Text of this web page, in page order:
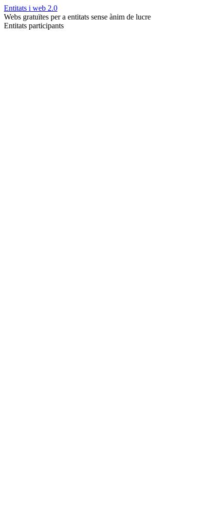
Entitats i web 2.0
Webs gratuïtes per a entitats sense ànim de lucre
Entitats participants